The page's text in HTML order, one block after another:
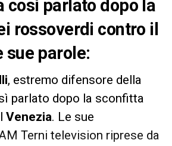
così parlato dopo la
rossoverdi contro il
sue parole:
, estremo difensore della
parlato dopo la sconfitta
Venezia. Le sue
Terni television riprese da